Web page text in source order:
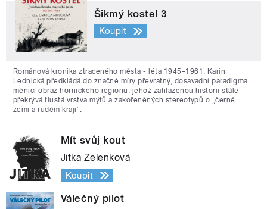
Šikmý kostel 3
Koupit
Románová kronika ztraceného města - léta 1945–1961. Karin
Lednická předkládá do značné míry převratný, dosavadní paradigma
měnící obraz hornického regionu, jehož zahlazenou historii stále
překrývá tlustá vrstva mýtů a zakořeněných stereotypů o „černé
zemi a rudém kraji“.
Mít svůj kout
Jitka Zelenková
Koupit
Válečný pilot